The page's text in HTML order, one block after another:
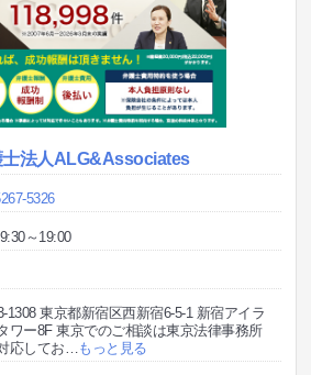
士法人ALG&Associates
5326
～19:00
1308 東京都新宿区西新宿6-5-1 新宿アイラ
ワー8F 東京でのご相談は東京法律事務所
応してお…もっと見る